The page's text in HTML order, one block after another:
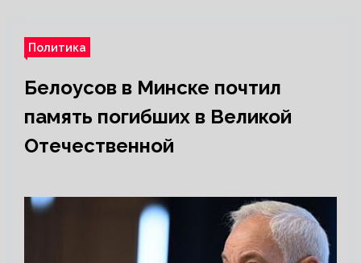
Политика
Белоусов в Минске почтил
память погибших в Великой
Отечественной